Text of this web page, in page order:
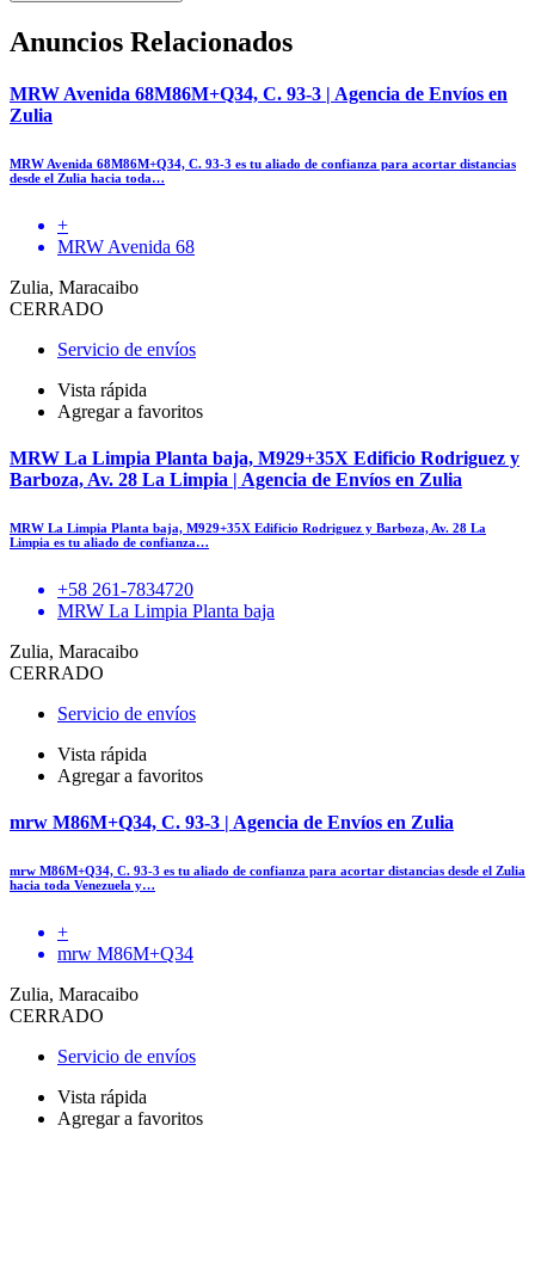
Anuncios Relacionados
MRW Avenida 68M86M+Q34, C. 93-3 | Agencia de Envíos en
Zulia
MRW Avenida 68M86M+Q34, C. 93-3 es tu aliado de confianza para acortar distancias
desde el Zulia hacia toda…
+
MRW Avenida 68
Zulia, Maracaibo
CERRADO
Servicio de envíos
Vista rápida
Agregar a favoritos
MRW La Limpia Planta baja, M929+35X Edificio Rodriguez y
Barboza, Av. 28 La Limpia | Agencia de Envíos en Zulia
MRW La Limpia Planta baja, M929+35X Edificio Rodriguez y Barboza, Av. 28 La
Limpia es tu aliado de confianza…
+58 261-7834720
MRW La Limpia Planta baja
Zulia, Maracaibo
CERRADO
Servicio de envíos
Vista rápida
Agregar a favoritos
mrw M86M+Q34, C. 93-3 | Agencia de Envíos en Zulia
mrw M86M+Q34, C. 93-3 es tu aliado de confianza para acortar distancias desde el Zulia
hacia toda Venezuela y…
+
mrw M86M+Q34
Zulia, Maracaibo
CERRADO
Servicio de envíos
Vista rápida
Agregar a favoritos